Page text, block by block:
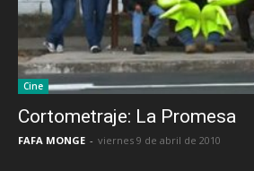
Cine
Cortometraje: La Promesa
FAFA MONGE - viernes 9 de abril de 2010